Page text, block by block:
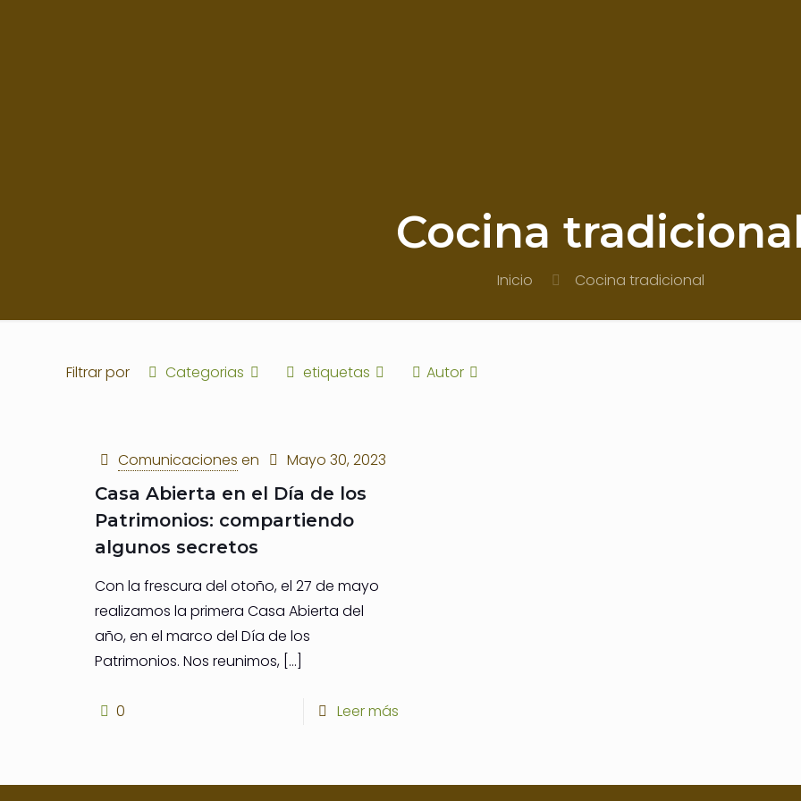
Cocina
Inicio Cocina tradicional
Filtrar por Categorias etiquetas Autor
Comunicaciones en Mayo 30, 2023
Casa Abierta en el Día de los
Patrimonios: compartiendo
algunos secretos
Con la frescura del otoño, el 27 de mayo
realizamos la primera Casa Abierta del
año, en el marco del Día de los
Patrimonios. Nos reunimos,[…]
0 Leer más